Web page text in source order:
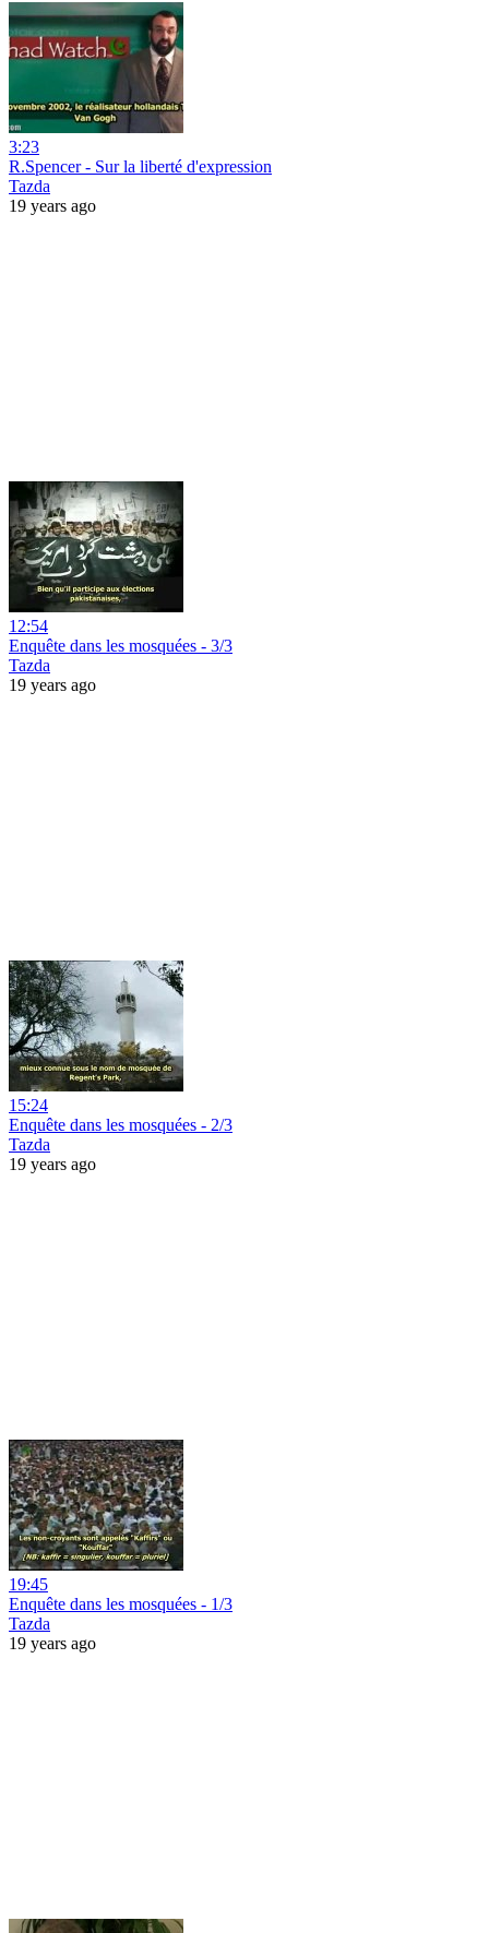
3:23
R.Spencer - Sur la liberté d'expression
Tazda
19 years ago
12:54
Enquête dans les mosquées - 3/3
Tazda
19 years ago
15:24
Enquête dans les mosquées - 2/3
Tazda
19 years ago
19:45
Enquête dans les mosquées - 1/3
Tazda
19 years ago